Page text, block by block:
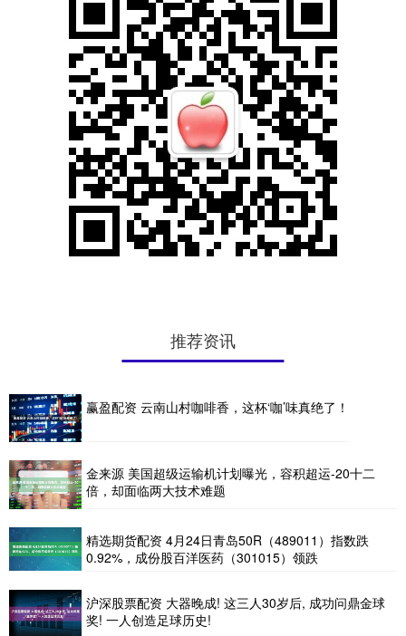
推荐资讯
赢盈配资 云南山村咖啡香，这杯‘咖’味真绝了！
金来源 美国超级运输机计划曝光，容积超运-20十二
倍，却面临两大技术难题
精选期货配资 4月24日青岛50R（489011）指数跌
0.92%，成份股百洋医药（301015）领跌
沪深股票配资 大器晚成! 这三人30岁后, 成功问鼎金球
奖! 一人创造足球历史!